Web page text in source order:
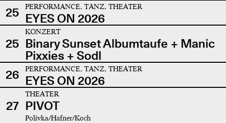
25 PERFORMANCE, TANZ, THEATER
EYES ON 2026
25
KONZERT
Binary Sunset Albumtaufe + Manic
Pixxies + Sodl
26
PERFORMANCE, TANZ, THEATER
EYES ON 2026
27
THEATER
PIVOT
Polivka/Hafner/Koch